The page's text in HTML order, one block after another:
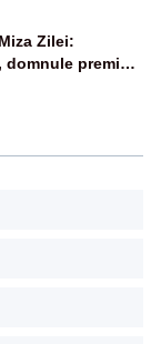
Zilei:
domnule premier